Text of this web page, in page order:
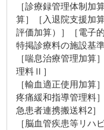
［診療録管理体制加
算］［入退院支援加
評価加算）］［電子
特掲診療料の施設基
［喘息治療管理加算
理料Ⅱ］
［輸血適正使用加算
疼痛緩和指導管理料
急患者連携搬送料2］
［脳血管疾患等リ